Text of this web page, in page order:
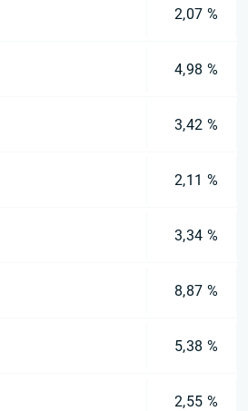
2,07 %
4,98 %
3,42 %
2,11 %
3,34 %
8,87 %
5,38 %
2,55 %